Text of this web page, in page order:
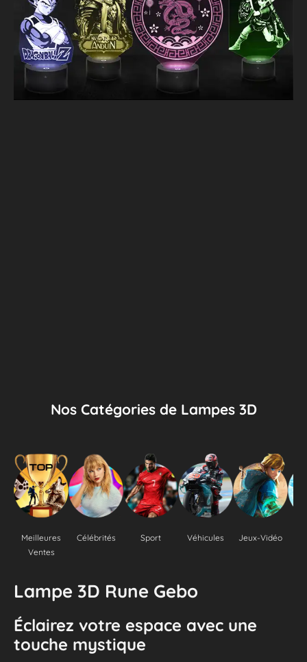
Nos Catégories de Lampes 3D
Meilleures
Ventes
Célébrités Sport Véhicules Jeux-Vidéo
Lampe 3D Rune Gebo
Éclairez votre espace avec une
touche mystique